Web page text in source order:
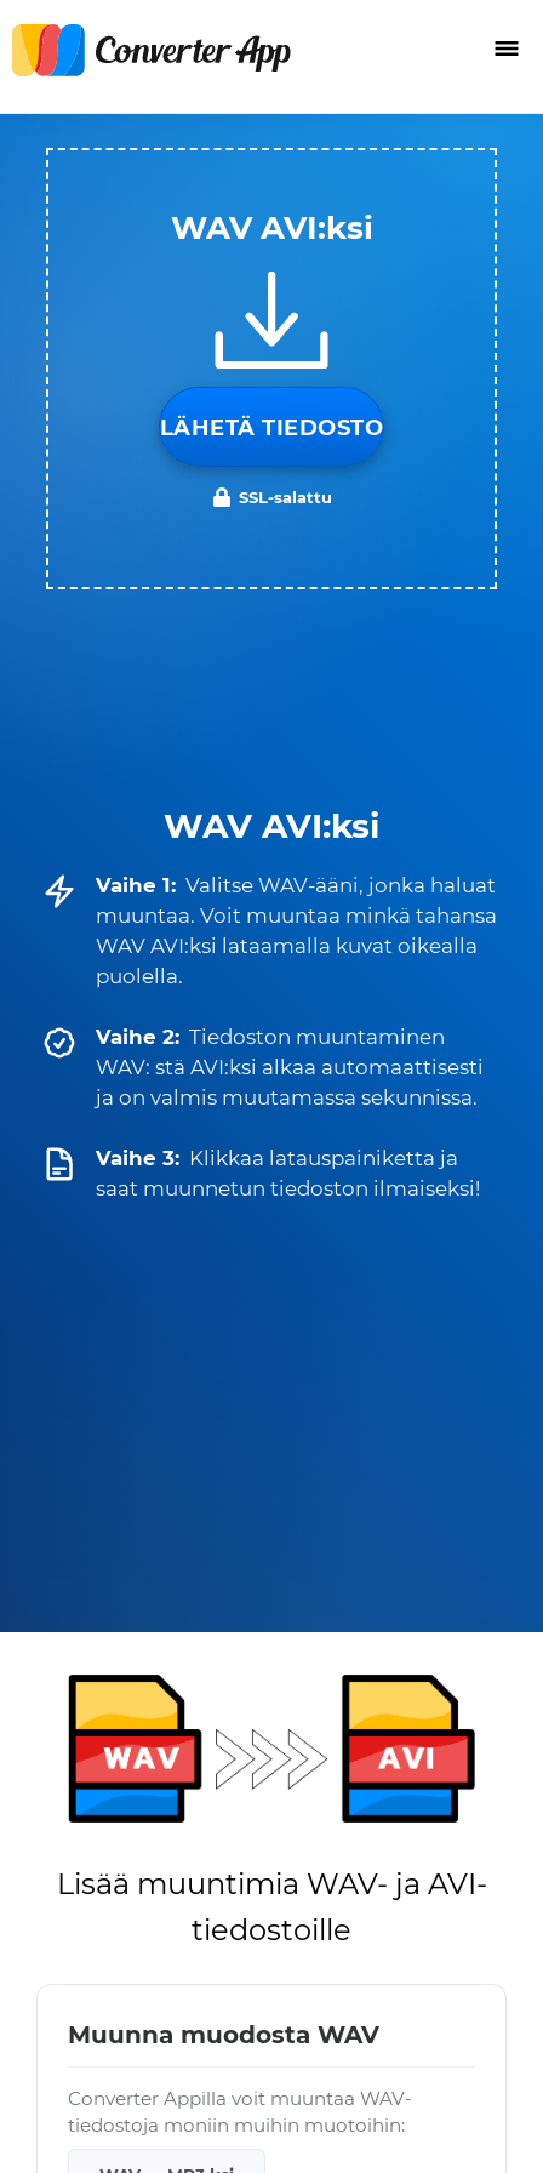
WAV AVI:ksi
Vaihe 1: Valitse WAV-ääni, jonka haluat
muuntaa. Voit muuntaa minkä tahansa
WAV AVI:ksi lataamalla kuvat oikealla
puolella.
Vaihe 2: Tiedoston muuntaminen
WAV: stä AVI:ksi alkaa automaattisesti
ja on valmis muutamassa sekunnissa.
Vaihe 3: Klikkaa latauspainiketta ja
saat muunnetun tiedoston ilmaiseksi!
WAV AVI:ksi
LÄHETÄ TIEDOSTO
SSL-salattu
Lisää muuntimia WAV- ja AVI-
tiedostoille
Muunna muodosta WAV
Converter Appilla voit muuntaa WAV-
tiedostoja moniin muihin muotoihin: